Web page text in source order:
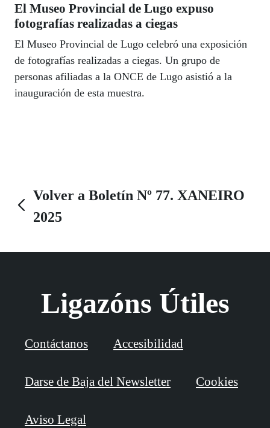
El Museo Provincial de Lugo expuso
fotografías realizadas a ciegas
El Museo Provincial de Lugo celebró una exposición
de fotografías realizadas a ciegas. Un grupo de
personas afiliadas a la ONCE de Lugo asistió a la
inauguración de esta muestra.
Volver a Boletín Nº 77. XANEIRO
2025
Ligazóns Útiles
Contáctanos Accesibilidad
Darse de Baja del Newsletter Cookies
Aviso Legal